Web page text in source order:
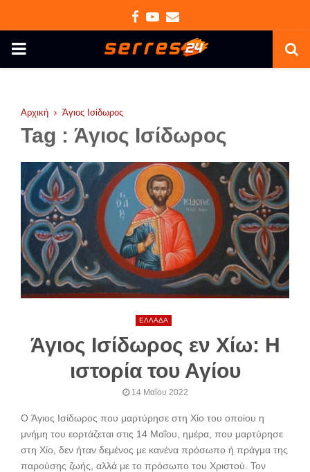
Facebook
Youtube
Email
PRIMARY
Αρχική Άγιος Ισίδωρος
Tag : Άγιος Ισίδωρος
ΕΛΛΑΔΑ
Άγιος Ισίδωρος εν Χίω: Η
ιστορία του Αγίου
14 Μαΐου 2022
O Άγιος Ισίδωρος που μαρτύρησε στη Χίο του οποίου η
μνήμη του εορτάζεται στις 14 Μαΐου, ημέρα, που μαρτύρησε
στη Χίο, δεν ήταν δεμένος με κανένα πρόσωπο ή πράγμα της
παρούσης ζωής, αλλά με το πρόσωπο του Χριστού. Τον